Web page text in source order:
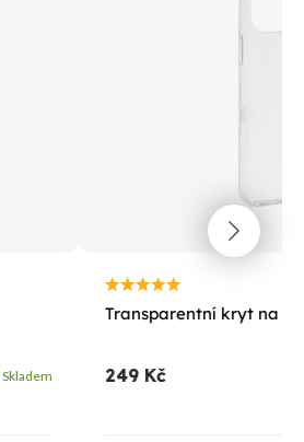
Skladem
Transparentní kryt na
249 Kč